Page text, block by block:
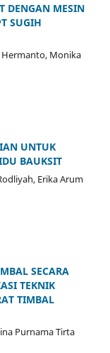
DENGAN MESIN
SUGIH
Hermanto, Monika
UNTUK
BAUKSIT
Erika Arum
SECARA
TEKNIK
TIMBAL
Purnama Tirta